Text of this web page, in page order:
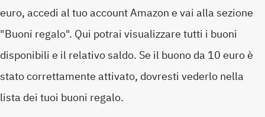
euro, accedi al tuo account Amazon e vai alla sezione
"Buoni regalo". Qui potrai visualizzare tutti i buoni
disponibili e il relativo saldo. Se il buono da 10 euro è
stato correttamente attivato, dovresti vederlo nella
lista dei tuoi buoni regalo.